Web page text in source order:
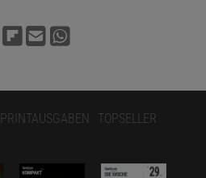
PRINTAUSGABEN TOPSELLER